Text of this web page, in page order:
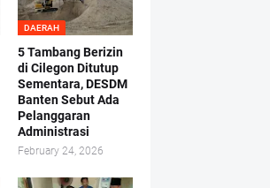
DAERAH
5 Tambang Berizin
di Cilegon Ditutup
Sementara, DESDM
Banten Sebut Ada
Pelanggaran
Administrasi
February 24, 2026